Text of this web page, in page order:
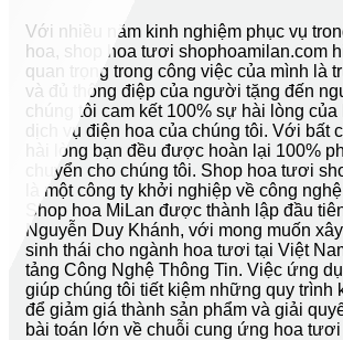
Với nhiều năm kinh nghiệm phục vụ
hoa, shop hoa tươi shophoamilan.com
quan trọng trong công việc của mình là
và đủ thông điệp của người tặng đến
chúng tôi cam kết 100% sự hài lòng
dịch vụ điện hoa của chúng tôi. Với bất
hài lòng bạn đều được hoàn lại 100%
chuyển cho chúng tôi. Shop hoa tươi
là một công ty khởi nghiệp về công
Shop hoa MiLan được thành lập đầu
Nguyễn Duy Khánh, với mong muốn
sinh thái cho ngành hoa tươi tại Việt
tảng Công Nghệ Thông Tin. Việc ứng
giúp chúng tôi tiết kiệm những quy trình
để giảm giá thành sản phẩm và giải
bài toán lớn về chuỗi cung ứng hoa